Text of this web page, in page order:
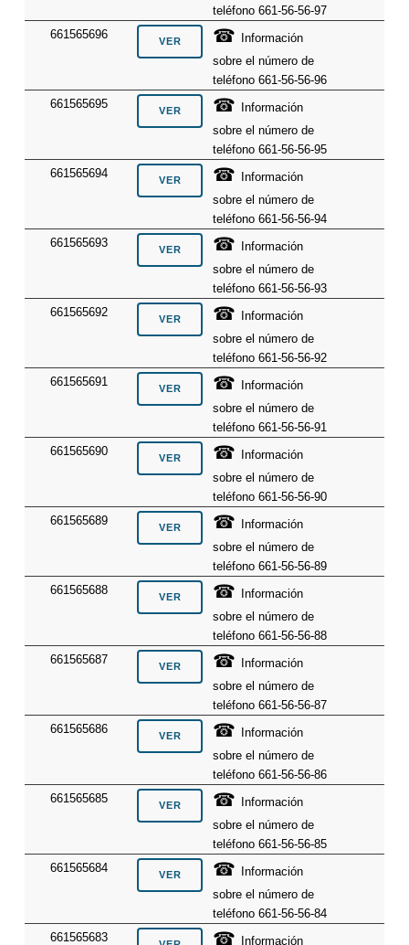
teléfono 661-56-56-97
661565696
☎
Información
sobre el número de
teléfono 661-56-56-96
661565695
☎
Información
sobre el número de
teléfono 661-56-56-95
661565694
☎
Información
sobre el número de
teléfono 661-56-56-94
661565693
☎
Información
sobre el número de
teléfono 661-56-56-93
661565692
☎
Información
sobre el número de
teléfono 661-56-56-92
661565691
☎
Información
sobre el número de
teléfono 661-56-56-91
661565690
☎
Información
sobre el número de
teléfono 661-56-56-90
661565689
☎
Información
sobre el número de
teléfono 661-56-56-89
661565688
☎
Información
sobre el número de
teléfono 661-56-56-88
661565687
☎
Información
sobre el número de
teléfono 661-56-56-87
661565686
☎
Información
sobre el número de
teléfono 661-56-56-86
661565685
☎
Información
sobre el número de
teléfono 661-56-56-85
661565684
☎
Información
sobre el número de
teléfono 661-56-56-84
661565683
☎ Información